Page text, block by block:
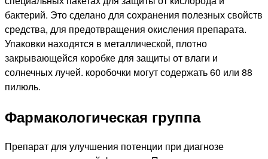
бактерий. Это сделано для сохранения полезных свойств
средства, для предотвращения окисления препарата.
Упаковки находятся в металлической, плотно
закрывающейся коробке для защиты от влаги и
солнечных лучей. коробочки могут содержать 60 или 88
пилюль.
Фармакологическая группа
Препарат для улучшения потенции при диагнозе